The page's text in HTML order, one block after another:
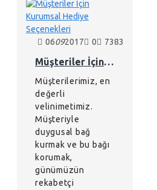
06092017 0 7383
Müşteriler İçin Kurumsal Hediye Seçenekleri
Müşterilerimiz, en
değerli
velinimetimiz.
Müşteriyle
duygusal bağ
kurmak ve bu bağı
korumak,
günümüzün
rekabetçi